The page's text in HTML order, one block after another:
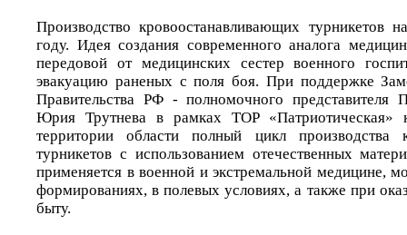
Производство кровоостанавливающих турникетов
году. Идея создания современного аналога
передовой от медицинских сестер военного
эвакуацию раненых с поля боя. При поддержке
Правительства РФ - полномочного
Юрия Трутнева в рамках ТОР «Патриотическая»
территории области полный цикл производства
турникетов с использованием отечественных
применяется в военной и экстремальной медицине,
формированиях, в полевых условиях, а также при
быту.